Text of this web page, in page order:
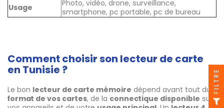
Usage
Photo, vidéo, drone, surveillance,
smartphone, pc portable, pc de bureau
Comment choisir son lecteur de carte
en Tunisie ?
Le bon lecteur de carte mémoire dépend avant tout du
format de vos cartes, de la connectique disponible sur
FILTRE